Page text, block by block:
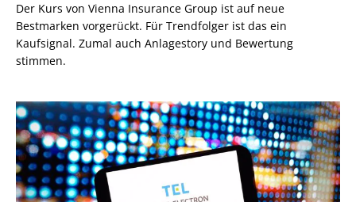
Der Kurs von Vienna Insurance Group ist auf neue
Bestmarken vorgerückt. Für Trendfolger ist das ein
Kaufsignal. Zumal auch Anlagestory und Bewertung
stimmen.